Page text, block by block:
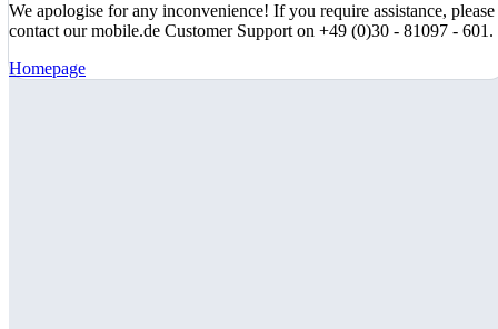
We apologise for any inconvenience! If you require assistance, please
contact our mobile.de Customer Support on +49 (0)30 - 81097 - 601.
Homepage